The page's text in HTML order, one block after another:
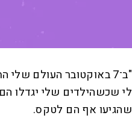
"ב־7 באוקטובר העולם
לי שכשהילדים שלי יגדלו
שהגיעו אף הם לטקס.